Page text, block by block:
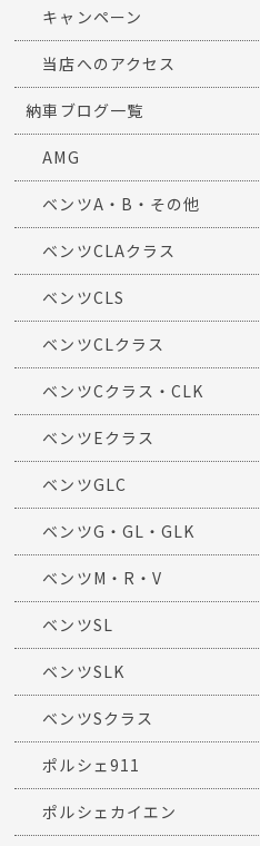
キャンペーン
当店へのアクセス
納車ブログ一覧
AMG
ベンツA・B・その他
ベンツCLAクラス
ベンツCLS
ベンツCLクラス
ベンツCクラス・CLK
ベンツEクラス
ベンツGLC
ベンツG・GL・GLK
ベンツM・R・V
ベンツSL
ベンツSLK
ベンツSクラス
ポルシェ911
ポルシェカイエン